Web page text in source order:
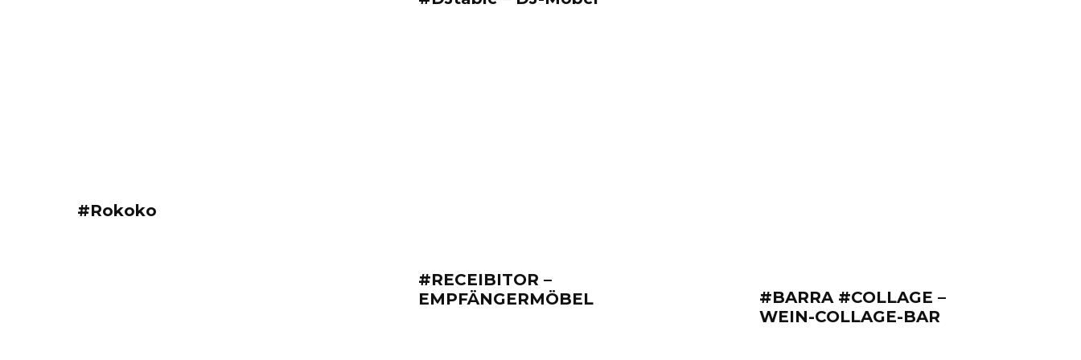
#Rokoko
#BARRA #COLLAGE –
WEIN-COLLAGE-BAR
#RECEIBITOR –
EMPFÄNGERMÖBEL